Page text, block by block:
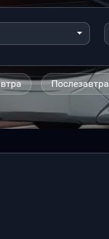
Послезавтра